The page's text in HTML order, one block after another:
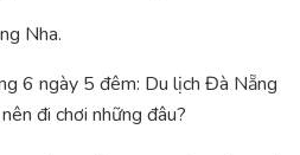
Nha.